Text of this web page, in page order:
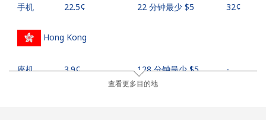
手机 ⁦22.5¢⁩ 22 分钟最少 ⁦$5⁩ ⁦32¢⁩
Hong Kong
座机 ⁦3.9¢⁩ 128 分钟最少 ⁦$5⁩ -
查看更多目的地